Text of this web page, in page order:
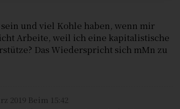
und viel Kohle haben, wenn mir
Arbeite, weil ich eine kapitalistische
Das Wiederspricht sich mMn zu
2019 Beim 15:42